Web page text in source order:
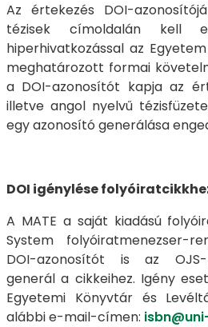
Az értekezés DOI-
tézisek címoldalán kell
hiperhivatkozással az
meghatározott formai
a DOI-azonosítót kapja az
illetve angol nyelvű
egy azonosító generálása
DOI igénylése
A MATE a saját kiadású
System folyóiratmenezser-
DOI-azonosítót is az OJS-
generál a cikkeihez. Igény
Egyetemi Könyvtár és
alábbi e-mail-címen: